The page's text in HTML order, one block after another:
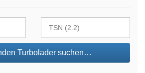
Turbolader suchen…